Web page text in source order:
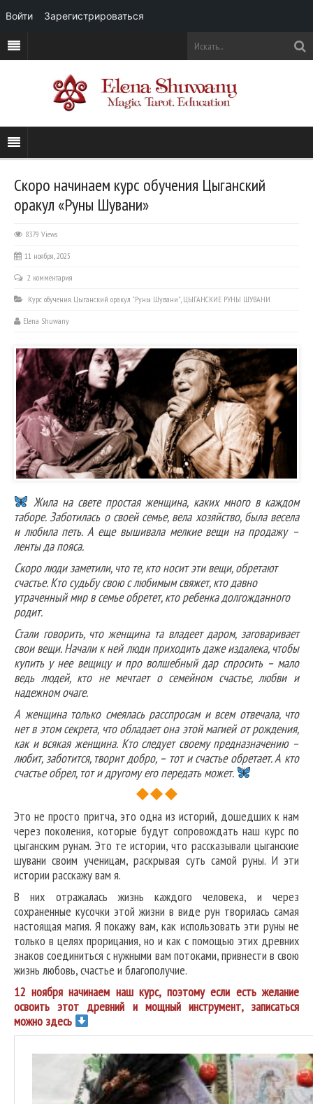
Скоро начинаем курс обучения Цыганский
оракул «Руны Шувани»
8379 Views
11 ноября, 2025
2 комментария
Курс обучения. Цыганский оракул "Руны Шувани", ЦЫГАНСКИЕ РУНЫ ШУВАНИ
Elena Shuwany
Жила на свете простая женщина, каких много в каждом
таборе. Заботилась о своей семье, вела хозяйство, была весела
и любила петь. А еще вышивала мелкие вещи на продажу –
ленты да пояса.
Скоро люди заметили, что те, кто носит эти вещи, обретают
счастье. Кто судьбу свою с любимым свяжет, кто давно
утраченный мир в семье обретет, кто ребенка долгожданного
родит.
Стали говорить, что женщина та владеет даром, заговаривает
свои вещи. Начали к ней люди приходить даже издалека, чтобы
купить у нее вещицу и про волшебный дар спросить – мало
ведь людей, кто не мечтает о семейном счастье, любви и
надежном очаге.
А женщина только смеялась расспросам и всем отвечала, что
нет в этом секрета, что обладает она этой магией от рождения,
как и всякая женщина. Кто следует своему предназначению –
любит, заботится, творит добро, – тот и счастье обретает. А кто
счастье обрел, тот и другому его передать может.
Это не просто притча, это одна из историй, дошедших к нам
через поколения, которые будут сопровождать наш курс по
цыганским рунам. Это те истории, что рассказывали цыганские
шувани своим ученицам, раскрывая суть самой руны. И эти
истории расскажу вам я.
В них отражалась жизнь каждого человека, и через
сохраненные кусочки этой жизни в виде рун творилась самая
настоящая магия. Я покажу вам, как использовать эти руны не
только в целях прорицания, но и как с помощью этих древних
знаков соединиться с нужными вам потоками, привнести в свою
жизнь любовь, счастье и благополучие.
12 ноября начинаем наш курс, поэтому если есть желание
освоить этот древний и мощный инструмент, записаться
можно здесь
Войти Зарегистрироваться